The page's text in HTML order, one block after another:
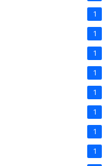
1
1
1
1
1
1
1
1